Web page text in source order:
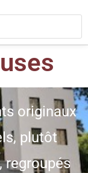
originaux
plutôt
regroupés